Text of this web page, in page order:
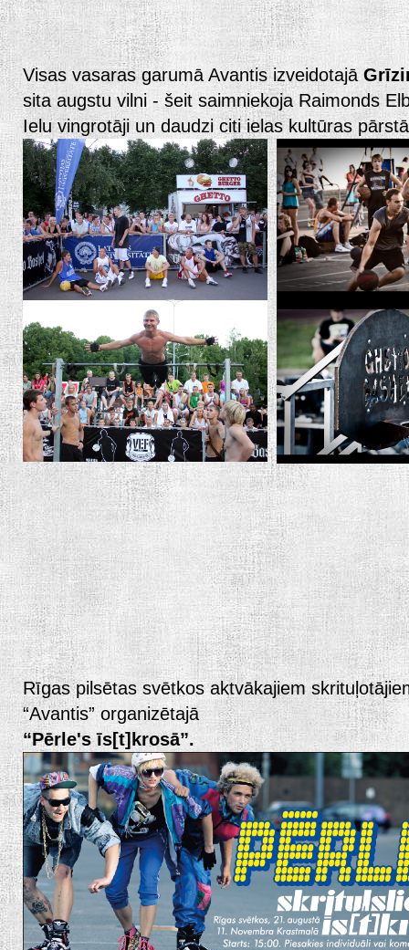
Visas vasaras garumā Avantis izveidotajā
sita augstu vilni - šeit saimniekoja Raimonds
Ielu vingrotāji un daudzi citi ielas kultūras
Rīgas pilsētas svētkos aktvākajiem
“Avantis” organizētajā
“Pērle's īs[t]krosā”.